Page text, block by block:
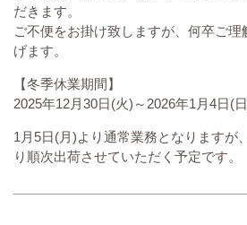
だきます。
ご不便をお掛け致しますが、何卒ご理
げます。
【冬季休業期間】
2025年12月30日(火)～2026年1月4日(
1月5日(月)より通常業務となりますが
り順次出荷させていただく予定です。